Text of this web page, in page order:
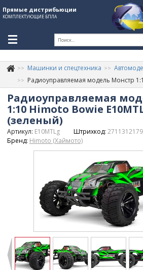
Прямые дистрибьюции
КОМПЛЕКТУЮЩИЕ БПЛА
+380507774092
Информация о компании
About Company
Обзоры
Войти в B2B
Стать партнером
Машинки и спецтехника
Радиоуправляемая модель Монстр 1:10 Himoto
Радиоуправляемая
1:10 Himoto Bowie
(зеленый)
Артикул: E10MTLg Штрихкод:
Бренд: Himoto (Хаймото)